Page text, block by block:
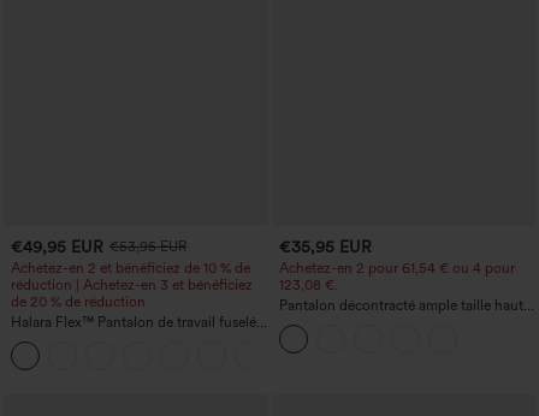
€49,95 EUR €53,95 EUR
Achetez-en 2 et bénéficiez de 10 % de
réduction | Achetez-en 3 et bénéficiez
de 20 % de réduction
Halara Flex™ Pantalon de travail fuselé,
uni, taille haute, avec poches
€35,95 EUR
Achetez-en 2 pour 61,54 € ou 4 pour
123,08 €.
Pantalon décontracté ample taille haute
à jambes larges, avec poches